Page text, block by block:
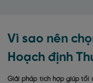
Vì sao nên
Hoạch định
Giải pháp tích hợp giúp tối